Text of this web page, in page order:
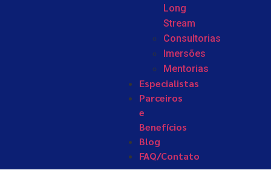
Long
Stream
Consultorias
Imersões
Mentorias
Especialistas
Parceiros
e
Benefícios
Blog
FAQ/Contato